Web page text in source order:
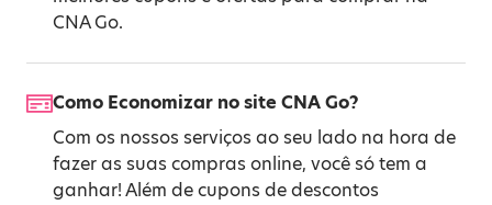
CNA Go.
Como Economizar no site CNA Go?
Com os nossos serviços ao seu lado na hora de
fazer as suas compras online, você só tem a
ganhar! Além de cupons de descontos